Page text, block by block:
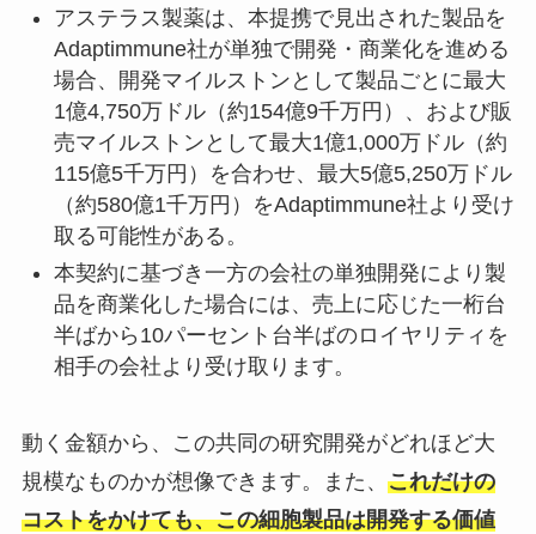
アステラス製薬は、本提携で見出された製品を
Adaptimmune社が単独で開発・商業化を進める
場合、開発マイルストンとして製品ごとに最大
1億4,750万ドル（約154億9千万円）、および販
売マイルストンとして最大1億1,000万ドル（約
115億5千万円）を合わせ、最大5億5,250万ドル
（約580億1千万円）をAdaptimmune社より受け
取る可能性がある。
本契約に基づき一方の会社の単独開発により製
品を商業化した場合には、売上に応じた一桁台
半ばから10パーセント台半ばのロイヤリティを
相手の会社より受け取ります。
動く金額から、この共同の研究開発がどれほど大
規模なものかが想像できます。また、 これだけの
コストをかけても、この細胞製品は開発する価値